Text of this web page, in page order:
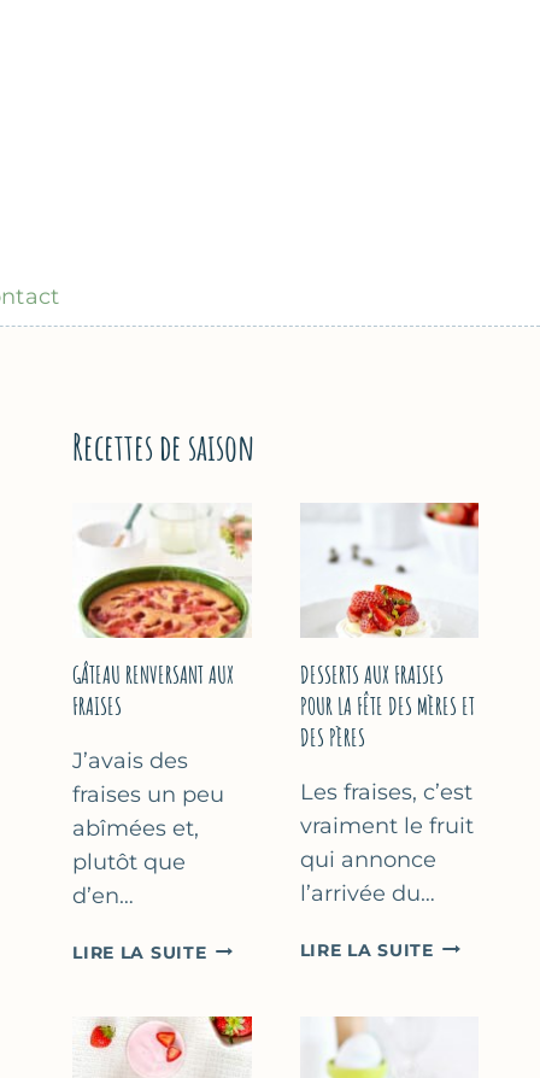
Recettes de saison
GÂTEAU RENVERSANT AUX
FRAISES
J’avais des
fraises un peu
abîmées et,
plutôt que
d’en…
LIRE LA SUITEGÂTEAU
FRAISES
DESSERTS AUX FRAISES
POUR LA FÊTE DES MÈRES ET
DES PÈRES
Les fraises, c’est
vraiment le fruit
qui annonce
l’arrivée du…
LIRE LA SUITEDESSERTS